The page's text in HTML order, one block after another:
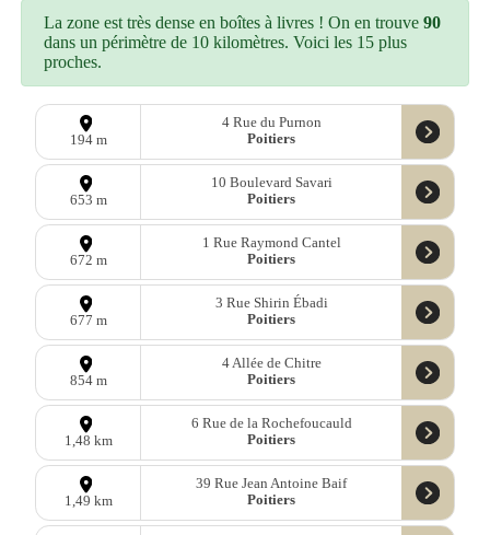
La zone est très dense en boîtes à livres ! On en trouve90
dans un périmètre de 10 kilomètres. Voici les 15 plus
proches.
194 m
4 Rue du Purnon
Poitiers
653 m
10 Boulevard Savari
Poitiers
672 m
1 Rue Raymond Cantel
Poitiers
677 m
3 Rue Shirin Ébadi
Poitiers
854 m
4 Allée de Chitre
Poitiers
1,48 km
6 Rue de la Rochefoucauld
Poitiers
1,49 km
39 Rue Jean Antoine Baif
Poitiers